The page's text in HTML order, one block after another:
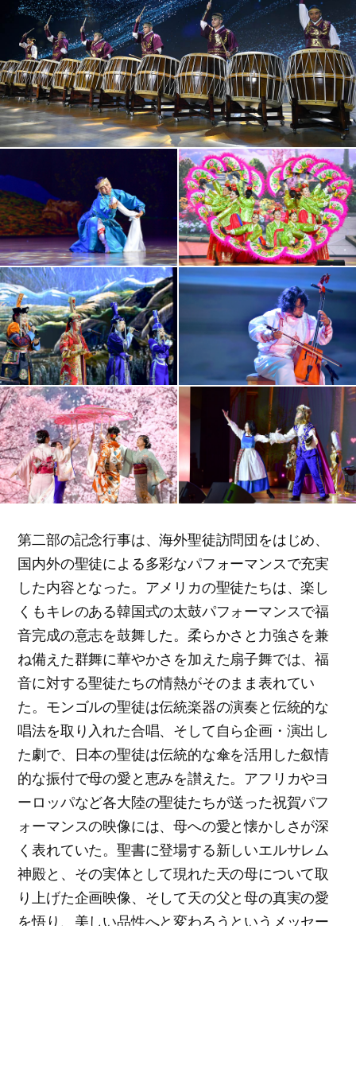
第二部の記念行事は、海外聖徒訪問団をはじめ、
国内外の聖徒による多彩なパフォーマンスで充実
した内容となった。アメリカの聖徒たちは、楽し
くもキレのある韓国式の太鼓パフォーマンスで福
音完成の意志を鼓舞した。柔らかさと力強さを兼
ね備えた群舞に華やかさを加えた扇子舞では、福
音に対する聖徒たちの情熱がそのまま表れてい
た。モンゴルの聖徒は伝統楽器の演奏と伝統的な
唱法を取り入れた合唱、そして自ら企画・演出し
た劇で、日本の聖徒は伝統的な傘を活用した叙情
的な振付で母の愛と恵みを讃えた。アフリカやヨ
ーロッパなど各大陸の聖徒たちが送った祝賀パフ
ォーマンスの映像には、母への愛と懐かしさが深
く表れていた。聖書に登場する新しいエルサレム
神殿と、その実体として現れた天の母について取
り上げた企画映像、そして天の父と母の真実の愛
を悟り、美しい品性へと変わろうというメッセー